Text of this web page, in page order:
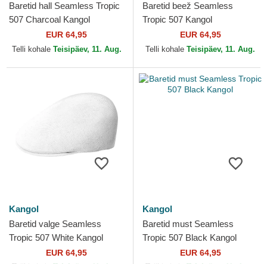
Baretid hall Seamless Tropic
507 Charcoal Kangol
EUR 64,95
Telli kohale Teisipäev, 11. Aug.
Baretid beež Seamless
Tropic 507 Kangol
EUR 64,95
Telli kohale Teisipäev, 11. Aug.
Kangol
Baretid valge Seamless
Tropic 507 White Kangol
EUR 64,95
Kangol
Baretid must Seamless
Tropic 507 Black Kangol
EUR 64,95